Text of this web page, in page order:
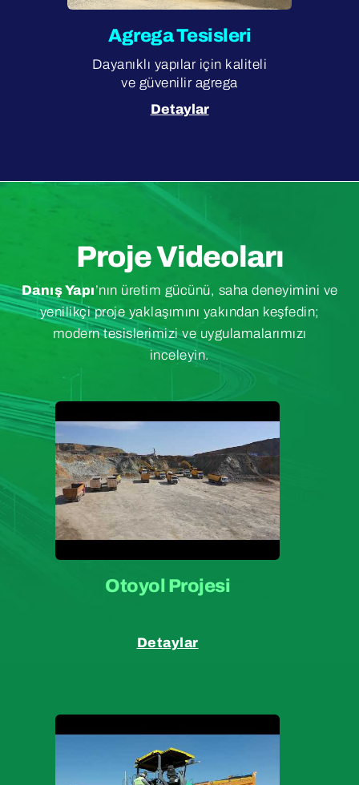
Agrega Tesisleri
Dayanıklı yapılar için kaliteli
ve güvenilir agrega
Detaylar
Proje Videoları
Danış Yapı’nın üretim gücünü, saha deneyimini ve
yenilikçi proje yaklaşımını yakından keşfedin;
modern tesislerimizi ve uygulamalarımızı
inceleyin.
Otoyol Projesi
Detaylar